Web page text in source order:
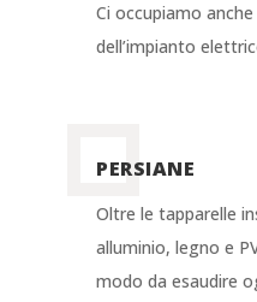
Ci occupiamo
dell’impianto
PERSIANE
Oltre le tapparelle
alluminio, legno e
modo da esaudire